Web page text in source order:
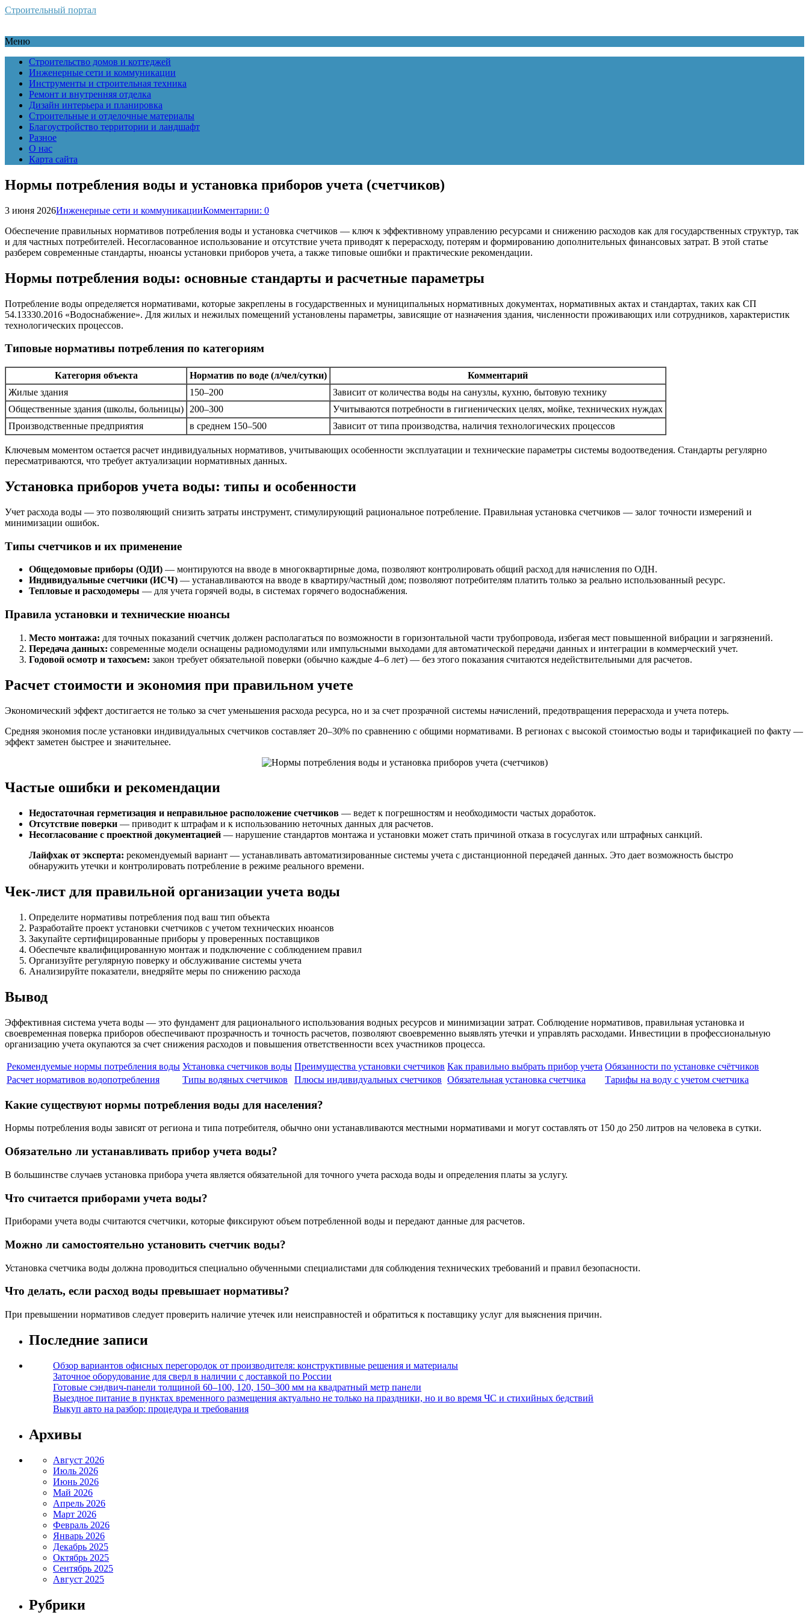
Строительный портал
Меню
Строительство домов и коттеджей
Инженерные сети и коммуникации
Инструменты и строительная техника
Ремонт и внутренняя отделка
Дизайн интерьера и планировка
Строительные и отделочные материалы
Благоустройство территории и ландшафт
Разное
О нас
Карта сайта
Нормы потребления воды и установка приборов учета (счетчиков)
3 июня 2026Инженерные сети и коммуникацииКомментарии: 0
Обеспечение правильных нормативов потребления воды и установка счетчиков — ключ к эффективному управлению ресурсами и снижению расходов как для государственных структур, так
и для частных потребителей. Несогласованное использование и отсутствие учета приводят к перерасходу, потерям и формированию дополнительных финансовых затрат. В этой статье
разберем современные стандарты, нюансы установки приборов учета, а также типовые ошибки и практические рекомендации.
Нормы потребления воды: основные стандарты и расчетные параметры
Потребление воды определяется нормативами, которые закреплены в государственных и муниципальных нормативных документах, нормативных актах и стандартах, таких как СП
54.13330.2016 «Водоснабжение». Для жилых и нежилых помещений установлены параметры, зависящие от назначения здания, численности проживающих или сотрудников, характеристик
технологических процессов.
Типовые нормативы потребления по категориям
Категория объекта Норматив по воде (л/чел/сутки)
Комментарий
Жилые здания
150–200
Зависит от количества воды на санузлы, кухню, бытовую технику
Общественные здания (школы, больницы)
200–300
Учитываются потребности в гигиенических целях, мойке, технических нуждах
Производственные предприятия
в среднем 150–500 Зависит от типа производства, наличия технологических процессов
Ключевым моментом остается расчет индивидуальных нормативов, учитывающих особенности эксплуатации и технические параметры системы водоотведения. Стандарты регулярно
пересматриваются, что требует актуализации нормативных данных.
Установка приборов учета воды: типы и особенности
Учет расхода воды — это позволяющий снизить затраты инструмент, стимулирующий рациональное потребление. Правильная установка счетчиков — залог точности измерений и
минимизации ошибок.
Типы счетчиков и их применение
Общедомовые приборы (ОДИ) — монтируются на вводе в многоквартирные дома, позволяют контролировать общий расход для начисления по ОДН.
Индивидуальные счетчики (ИСЧ) — устанавливаются на вводе в квартиру/частный дом; позволяют потребителям платить только за реально использованный ресурс.
Тепловые и расходомеры — для учета горячей воды, в системах горячего водоснабжения.
Правила установки и технические нюансы
Место монтажа: для точных показаний счетчик должен располагаться по возможности в горизонтальной части трубопровода, избегая мест повышенной вибрации и загрязнений.
Передача данных: современные модели оснащены радиомодулями или импульсными выходами для автоматической передачи данных и интеграции в коммерческий учет.
Годовой осмотр и тахосъем: закон требует обязательной поверки (обычно каждые 4–6 лет) — без этого показания считаются недействительными для расчетов.
Расчет стоимости и экономия при правильном учете
Экономический эффект достигается не только за счет уменьшения расхода ресурса, но и за счет прозрачной системы начислений, предотвращения перерасхода и учета потерь.
Средняя экономия после установки индивидуальных счетчиков составляет 20–30% по сравнению с общими нормативами. В регионах с высокой стоимостью воды и тарификацией по факту —
эффект заметен быстрее и значительнее.
Частые ошибки и рекомендации
Недостаточная герметизация и неправильное расположение счетчиков — ведет к погрешностям и необходимости частых доработок.
Отсутствие поверки — приводит к штрафам и к использованию неточных данных для расчетов.
Несогласование с проектной документацией — нарушение стандартов монтажа и установки может стать причиной отказа в госуслугах или штрафных санкций.
Лайфхак от эксперта: рекомендуемый вариант — устанавливать автоматизированные системы учета с дистанционной передачей данных. Это дает возможность быстро
обнаружить утечки и контролировать потребление в режиме реального времени.
Чек-лист для правильной организации учета воды
Определите нормативы потребления под ваш тип объекта
Разработайте проект установки счетчиков с учетом технических нюансов
Закупайте сертифицированные приборы у проверенных поставщиков
Обеспечьте квалифицированную монтаж и подключение с соблюдением правил
Организуйте регулярную поверку и обслуживание системы учета
Анализируйте показатели, внедряйте меры по снижению расхода
Вывод
Эффективная система учета воды — это фундамент для рационального использования водных ресурсов и минимизации затрат. Соблюдение нормативов, правильная установка и
своевременная поверка приборов обеспечивают прозрачность и точность расчетов, позволяют своевременно выявлять утечки и управлять расходами. Инвестиции в профессиональную
организацию учета окупаются за счет снижения расходов и повышения ответственности всех участников процесса.
Рекомендуемые нормы потребления воды Установка счетчиков воды Преимущества установки счетчиков Как правильно выбрать прибор учета Обязанности по установке счётчиков
Расчет нормативов водопотребления
Типы водяных счетчиков Плюсы индивидуальных счетчиков Обязательная установка счетчика Тарифы на воду с учетом счетчика
Какие существуют нормы потребления воды для населения?
Нормы потребления воды зависят от региона и типа потребителя, обычно они устанавливаются местными нормативами и могут составлять от 150 до 250 литров на человека в сутки.
Обязательно ли устанавливать прибор учета воды?
В большинстве случаев установка прибора учета является обязательной для точного учета расхода воды и определения платы за услугу.
Что считается приборами учета воды?
Приборами учета воды считаются счетчики, которые фиксируют объем потребленной воды и передают данные для расчетов.
Можно ли самостоятельно установить счетчик воды?
Установка счетчика воды должна проводиться специально обученными специалистами для соблюдения технических требований и правил безопасности.
Что делать, если расход воды превышает нормативы?
При превышении нормативов следует проверить наличие утечек или неисправностей и обратиться к поставщику услуг для выяснения причин.
Последние записи
Обзор вариантов офисных перегородок от производителя: конструктивные решения и материалы
Заточное оборудование для сверл в наличии с доставкой по России
Готовые сэндвич-панели толщиной 60–100, 120, 150–300 мм на квадратный метр панели
Выездное питание в пунктах временного размещения актуально не только на праздники, но и во время ЧС и стихийных бедствий
Выкуп авто на разбор: процедура и требования
Архивы
Август 2026
Июль 2026
Июнь 2026
Май 2026
Апрель 2026
Март 2026
Февраль 2026
Январь 2026
Декабрь 2025
Октябрь 2025
Сентябрь 2025
Август 2025
Рубрики